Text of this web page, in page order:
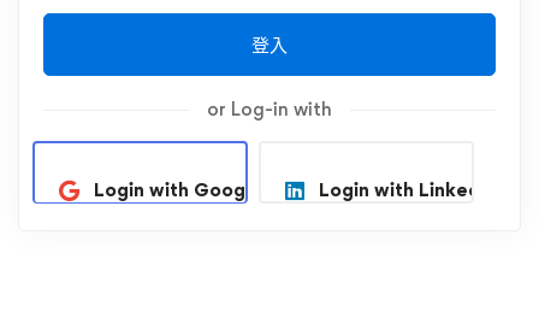
登入
or Log-in with
Login with Google Login with Linkedin